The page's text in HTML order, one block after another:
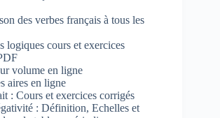
des verbes français à tous les
logiques cours et exercices
volume en ligne
aires en ligne
: Cours et exercices corrigés
: Définition, Echelles et